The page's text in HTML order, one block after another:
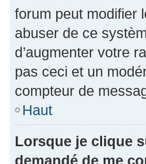
forum peut modifier
abuser de ce
d’augmenter votre
pas ceci et un
compteur de
Haut
Lorsque je clique
demandé de me